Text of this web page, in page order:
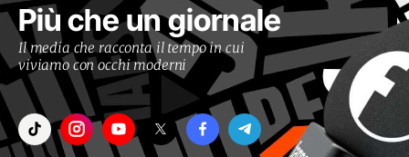
Più che un giornale
Il media che racconta il tempo in cui
viviamo con occhi moderni